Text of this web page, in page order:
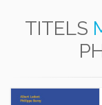
TITELS